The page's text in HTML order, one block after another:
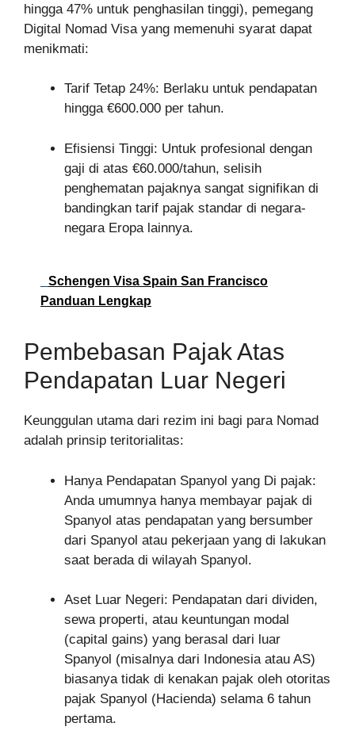
hingga 47% untuk penghasilan tinggi), pemegang
Digital Nomad Visa yang memenuhi syarat dapat
menikmati:
Tarif Tetap 24%: Berlaku untuk pendapatan
hingga €600.000 per tahun.
Efisiensi Tinggi: Untuk profesional dengan
gaji di atas €60.000/tahun, selisih
penghematan pajaknya sangat signifikan di
bandingkan tarif pajak standar di negara-
negara Eropa lainnya.
Schengen Visa Spain San Francisco
Panduan Lengkap
Pembebasan Pajak Atas
Pendapatan Luar Negeri
Keunggulan utama dari rezim ini bagi para Nomad
adalah prinsip teritorialitas:
Hanya Pendapatan Spanyol yang Di pajak:
Anda umumnya hanya membayar pajak di
Spanyol atas pendapatan yang bersumber
dari Spanyol atau pekerjaan yang di lakukan
saat berada di wilayah Spanyol.
Aset Luar Negeri: Pendapatan dari dividen,
sewa properti, atau keuntungan modal
(capital gains) yang berasal dari luar
Spanyol (misalnya dari Indonesia atau AS)
biasanya tidak di kenakan pajak oleh otoritas
pajak Spanyol (Hacienda) selama 6 tahun
pertama.